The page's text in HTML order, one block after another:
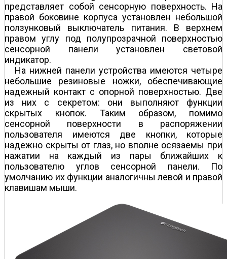
представляет собой сенсорную поверхность. На
правой боковине корпуса установлен небольшой
ползунковый выключатель питания. В верхнем
правом углу под полупрозрачной поверхностью
сенсорной панели установлен световой
индикатор.
На нижней панели устройства имеются четыре
небольшие резиновые ножки, обеспечивающие
надежный контакт с опорной поверхностью. Две
из них с секретом: они выполняют функции
скрытых кнопок. Таким образом, помимо
сенсорной поверхности в распоряжении
пользователя имеются две кнопки, которые
надежно скрыты от глаз, но вполне осязаемы при
нажатии на каждый из пары ближайших к
пользователю углов сенсорной панели. По
умолчанию их функции аналогичны левой и правой
клавишам мыши.